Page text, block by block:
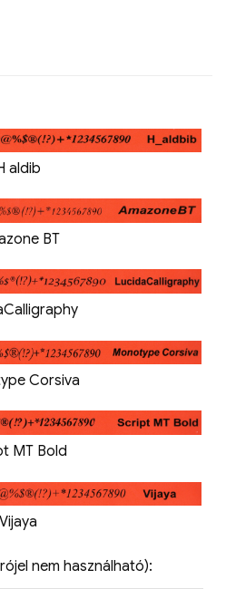
aldib
BT
Corsiva
MT Bold
Vijaya
nem használható):